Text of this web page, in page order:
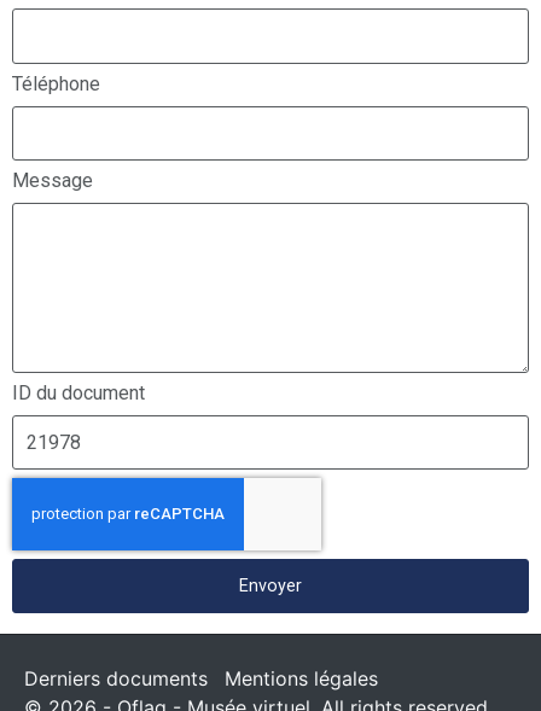
Téléphone
Message
ID du document
Envoyer
Derniers documents
Mentions légales